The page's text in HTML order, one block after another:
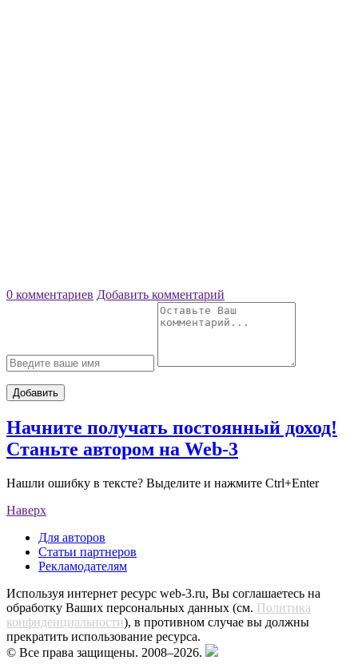
0 комментариев Добавить комментарий
Добавить
Начните получать постоянный доход!
Станьте автором на Web-3
Нашли ошибку в тексте? Выделите и нажмите Ctrl+Enter
Наверх
Для авторов
Статьи партнеров
Рекламодателям
Используя интернет ресурс web-3.ru, Вы соглашаетесь на
обработку Ваших персональных данных (см. Политика
конфиденциальности), в противном случае вы должны
прекратить использование ресурса.
© Все права защищены. 2008–2026.